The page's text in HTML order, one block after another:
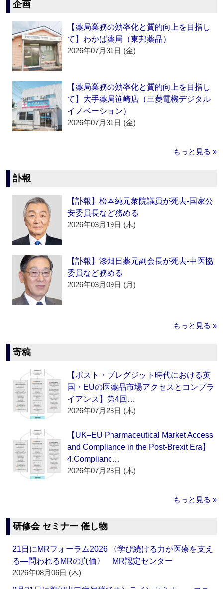
企画
【薬局業務の効率化と質的向上を目指し
て】わかば薬局（東邦薬品）
2026年07月31日 (金)
【薬局業務の効率化と質的向上を目指し
て】大手薬局笹崎店（三菱電機デジタル
イノベーション）
2026年07月31日 (金)
もっと見る »
訃報
【訃報】松本純元衆院議員が死去‐国家公
安委員長など務める
2026年03月19日 (木)
【訃報】漆畑日薬元副会長が死去‐中医協
委員など務める
2026年03月09日 (月)
もっと見る »
寄稿
【ポスト・ブレグジット時代における英
国・EUの医薬品市場アクセスとコンプラ
イアンス】第4回…
2026年07月23日 (木)
【UK–EU Pharmaceutical Market Access
and Compliance in the Post-Brexit Era】
4.Complianc…
2026年07月23日 (木)
もっと見る »
研修会 セミナー 催し物
21日にMRフォーラム2026 〈学び続ける力が医療を支え
る―問われるMRの真価〉 MR認定センター
2026年08月06日 (木)